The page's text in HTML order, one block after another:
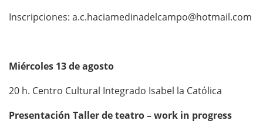
Inscripciones: a.c.haciamedinadelcampo@hotmail.com
Miércoles 13 de agosto
20 h. Centro Cultural Integrado Isabel la Católica
Presentación Taller de teatro – work in progress